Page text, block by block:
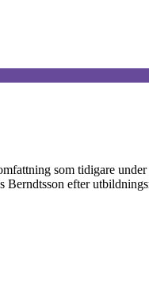
som tidigare
Berndtsson efter